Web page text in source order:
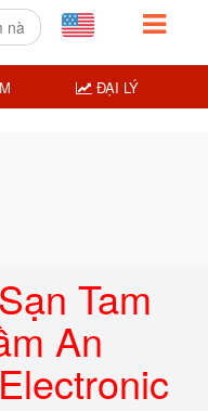
Tam
An
ĐẠI LÝ